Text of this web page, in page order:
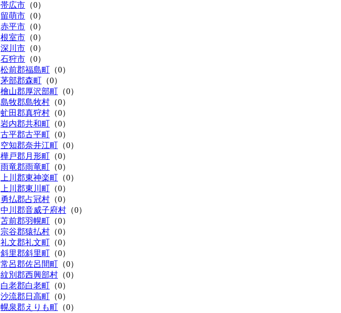
帯広市 （0）
留萌市 （0）
赤平市 （0）
根室市 （0）
深川市 （0）
石狩市 （0）
松前郡福島町 （0）
茅部郡森町 （0）
檜山郡厚沢部町 （0）
島牧郡島牧村 （0）
虻田郡真狩村 （0）
岩内郡共和町 （0）
古平郡古平町 （0）
空知郡奈井江町 （0）
樺戸郡月形町 （0）
雨竜郡雨竜町 （0）
上川郡東神楽町 （0）
上川郡東川町 （0）
勇払郡占冠村 （0）
中川郡音威子府村 （0）
苫前郡羽幌町 （0）
宗谷郡猿払村 （0）
礼文郡礼文町 （0）
斜里郡斜里町 （0）
常呂郡佐呂間町 （0）
紋別郡西興部村 （0）
白老郡白老町 （0）
沙流郡日高町 （0）
幌泉郡えりも町 （0）